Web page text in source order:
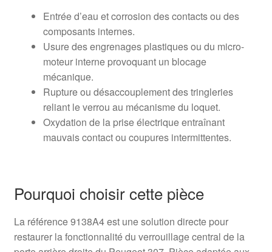
Entrée d’eau et corrosion des contacts ou des
composants internes.
Usure des engrenages plastiques ou du micro-
moteur interne provoquant un blocage
mécanique.
Rupture ou désaccouplement des tringleries
reliant le verrou au mécanisme du loquet.
Oxydation de la prise électrique entraînant
mauvais contact ou coupures intermittentes.
Pourquoi choisir cette pièce
La référence 9138A4 est une solution directe pour
restaurer la fonctionnalité du verrouillage central de la